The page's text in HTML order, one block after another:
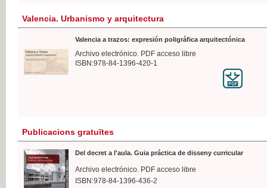
Valencia. Urbanismo y arquitectura
Valencia a trazos: expresión poligráfica arquitectónica
Archivo electrónico. PDF acceso libre
ISBN:978-84-1396-420-1
Publicacions gratuïtes
Del decret a l'aula. Guia práctica de disseny curricular
Archivo electrónico. PDF acceso libre
ISBN:978-84-1396-436-2